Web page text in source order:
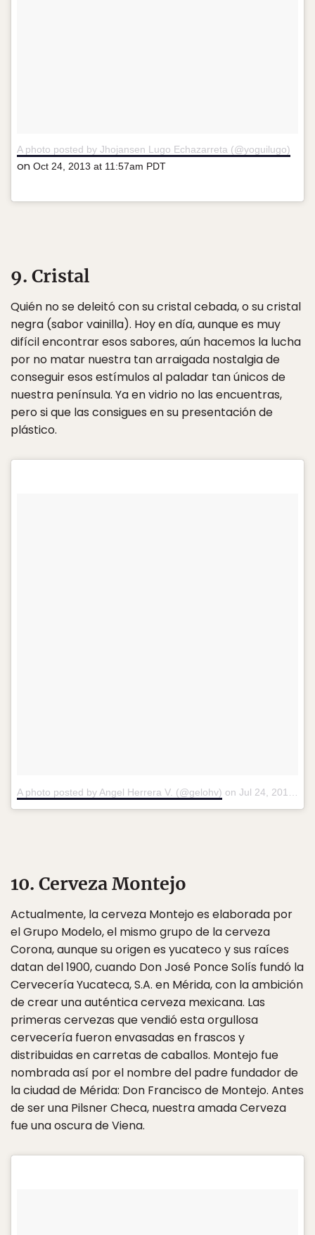
A photo posted by Jhojansen Lugo Echazarreta (@yoguilugo)
on Oct 24, 2013 at 11:57am PDT
9. Cristal
Quién no se deleitó con su cristal cebada, o su cristal
negra (sabor vainilla). Hoy en día, aunque es muy
difícil encontrar esos sabores, aún hacemos la lucha
por no matar nuestra tan arraigada nostalgia de
conseguir esos estímulos al paladar tan únicos de
nuestra península. Ya en vidrio no las encuentras,
pero si que las consigues en su presentación de
plástico.
A photo posted by Angel Herrera V. (@gelohv) on Jul 24, 2014 at 9:21pm PDT
10. Cerveza Montejo
Actualmente, la cerveza Montejo es elaborada por
el Grupo Modelo, el mismo grupo de la cerveza
Corona, aunque su origen es yucateco y sus raíces
datan del 1900, cuando Don José Ponce Solís fundó la
Cervecería Yucateca, S.A. en Mérida, con la ambición
de crear una auténtica cerveza mexicana. Las
primeras cervezas que vendió esta orgullosa
cervecería fueron envasadas en frascos y
distribuidas en carretas de caballos. Montejo fue
nombrada así por el nombre del padre fundador de
la ciudad de Mérida: Don Francisco de Montejo. Antes
de ser una Pilsner Checa, nuestra amada Cerveza
fue una oscura de Viena.